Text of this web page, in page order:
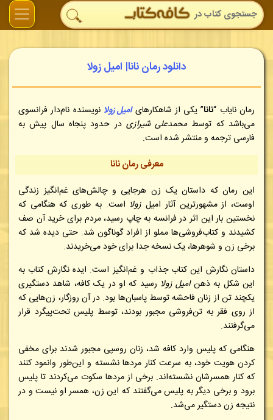
دانلود رمان نانا| امیل زولا
رمان نایاب “نانا” یکی از شاهکارهایامیل زولا نویسنده نام‌دار فرانسوی
می‌باشد که توسطمحمدعلی شیرازی در حدود پنجاه سال پیش به
فارسی ترجمه و منتشر شده است.
معرفی رمان نانا
این رمان که داستان یک زن هرجایی و چالش‌های غم‌انگیز زندگی
اوست، از مشهورترین آثار امیلزولا است. به طوری که هنگامی که
نخستین بار این اثر در فرانسه به چاپ رسید، مردم برای خرید آن صف
کشیدند و کتاب‌فروشی‌ها مملو از افراد گوناگون شد. حتی دیده شد که
برخی زن و شوهرها، یک نسخه جدا برای خود می‌خریدند.
داستان نگارش این کتاب جذاب و غم‌انگیز است. ایده نگارش کتاب به
این شکل به ذهنامیل زولا رسید که او در یک کافه، شاهد دستگیری
یکچند تن از زنان فاحشه توسط پاسبان‌ها بود. در آن روزگار، زن‌هایی که
از روی فقر به تن‌فروشی مجبور بودند، توسط پلیس تحت‌پیگرد قرار
می‌گرفتند.
هنگامی که پلیس وارد کافه شد، زنان روسپی مجبور شدند برای مخفی
کردن هویت خود، به سرعت کنار مردها نشسته و این‌طور وانمود کنند
که کنار همسرشان نشسته‌اند. برخی از مردها سکوت می‌کردند تا پلیس
برود و برخی دیگر به پلیس می‌گفتند که این زن، همسر او نیست و در
نتیجه زن دستگیر می‌شد.